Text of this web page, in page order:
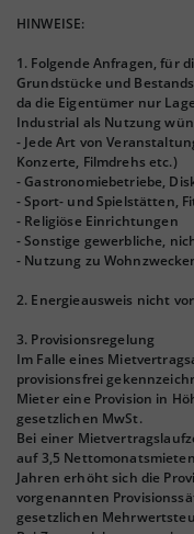
HINWEISE:
1. Folgende Anfragen, für
Grundstücke und
da die Eigentümer nur
Industrial als Nutzung
- Jede Art von
Konzerte, Filmdrehs etc.)
- Gastronomiebetriebe,
- Sport- und Spielstätten,
- Religiöse Einrichtungen
- Sonstige gewerbliche,
- Nutzung zu
2. Energieausweis nicht
3. Provisionsregelung
Im Falle eines
provisionsfrei
Mieter eine Provision in
gesetzlichen MwSt.
Bei einer
auf 3,5
Jahren erhöht sich die
vorgenannten
gesetzlichen